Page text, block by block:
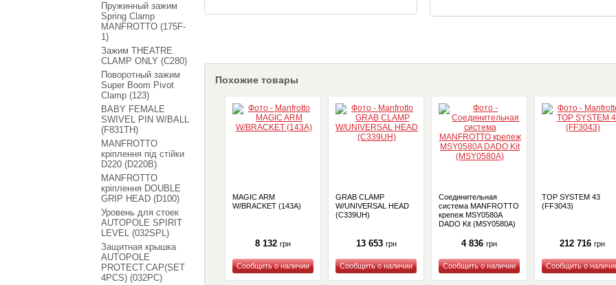
Похожие товары
MAGIC ARM
W/BRACKET (143A)
8 132 грн
Купить
GRAB CLAMP
W/UNIVERSAL HEAD
(C339UH)
13 653 грн
Купить
Соединительная
система MANFROTTO
крепеж MSY0580A
DADO Kit (MSY0580A)
4 836 грн
Купить
TOP SYSTEM 43
(FF3043)
212 716 грн
Купить
Пружинный зажим
Spring Clamp
MANFROTTO (175F-
1)
Зажим THEATRE
CLAMP ONLY (C280)
Поворотный зажим
Super Boom Pivot
Clamp (123)
BABY FEMALE
SWIVEL PIN W/BALL
(F831TH)
MANFROTTO
кріплення під стійки
D220 (D220B)
MANFROTTO
кріплення DOUBLE
GRIP HEAD (D100)
Уровень для стоек
AUTOPOLE SPIRIT
LEVEL (032SPL)
Защитная крышка
AUTOPOLE
PROTECT.CAP(SET
4PCS) (032PC)